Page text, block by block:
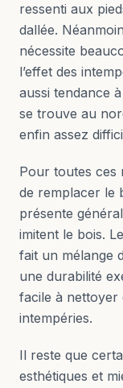
ressenti aux
dallée.
nécessite
l’effet des
aussi tendance
se trouve au
enfin assez
Pour toutes ces
de remplacer le
présente
imitent le bois.
fait un mélange
une durabilité
facile à nettoyer
intempéries.
Il reste que
esthétiques et